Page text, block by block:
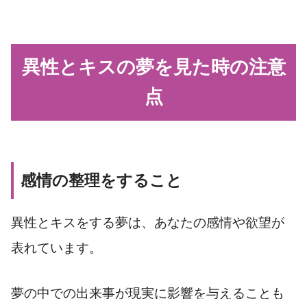
異性とキスの夢を見た時の注意
点
感情の整理をすること
異性とキスをする夢は、あなたの感情や欲望が
表れています。
夢の中での出来事が現実に影響を与えることも